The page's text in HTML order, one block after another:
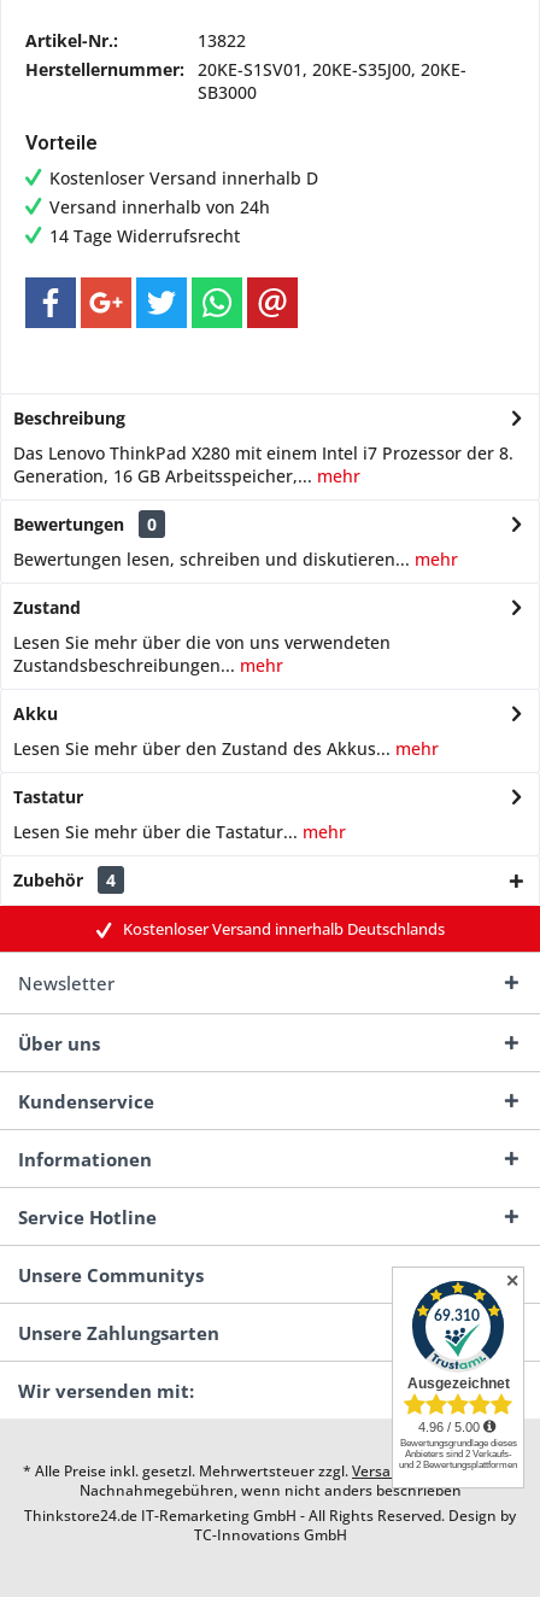
Artikel-Nr.:
13822
Herstellernummer: 20KE-S1SV01, 20KE-S35J00, 20KE-
SB3000
Vorteile
Kostenloser Versand innerhalb D
Versand innerhalb von 24h
14 Tage Widerrufsrecht
Beschreibung
Das Lenovo ThinkPad X280 mit einem Intel i7 Prozessor der 8.
Generation, 16 GB Arbeitsspeicher,... mehr
Bewertungen
0
Bewertungen lesen, schreiben und diskutieren... mehr
Zustand
Lesen Sie mehr über die von uns verwendeten
Zustandsbeschreibungen... mehr
Akku
Lesen Sie mehr über den Zustand des Akkus... mehr
Tastatur
Lesen Sie mehr über die Tastatur... mehr
Zubehör 4
Kostenloser Versand innerhalb Deutschlands
Newsletter
Über uns
Kundenservice
Informationen
Service Hotline
Unsere Communitys
Unsere Zahlungsarten
Wir versenden mit:
* Alle Preise inkl. gesetzl. Mehrwertsteuer zzgl.Versandkostenund ggf.
Nachnahmegebühren, wenn nicht anders beschrieben
Thinkstore24.de IT-Remarketing GmbH - All Rights Reserved. Design by
TC-Innovations GmbH
✕